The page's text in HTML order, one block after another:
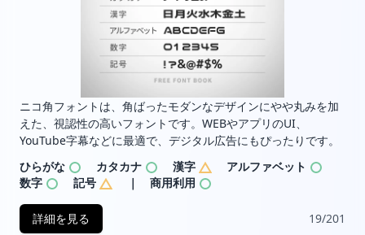
ニコ角フォントは、角ばったモダンなデザインにやや丸みを加
えた、視認性の高いフォントです。WEBやアプリのUI、
YouTube字幕などに最適で、デジタル広告にもぴったりです。
ひらがな
カタカナ 漢字
アルファベット
数字
記号 ｜ 商用利用
詳細を見る 19/201